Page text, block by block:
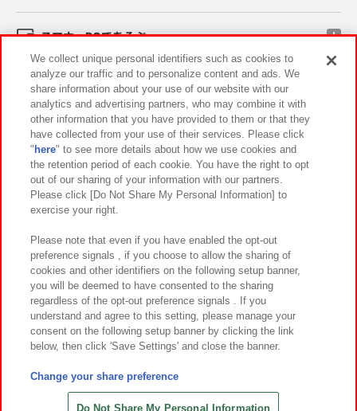
スマホ・PCであそぶ
イベント・キャンペーン
関連会社 サステナビリティ サイトポリシー
プライバシーポリシー ウェブアクセシビリティ方針と検証結果
お取引先さまとともに
カスタマーハラスメント対応方針 よくあるご質問・お問い合わせ
©Bandai Namco Amusement Inc.
©Bandai Namco Amusement Lab Inc.
©HANAYASHIKI Co., Ltd. All Rights Reserved.
We collect unique personal identifiers such as cookies to
analyze our traffic and to personalize content and ads. We
share information about your use of our website with our
analytics and advertising partners, who may combine it with
other information that you have provided to them or that they
have collected from your use of their services. Please click
" here" to see more details about how we use cookies and
the retention period of each cookie. You have the right to opt
out of our sharing of your information with our partners.
Please click [Do Not Share My Personal Information] to
exercise your right.
Please note that even if you have enabled the opt-out
preference signals , if you choose to allow the sharing of
cookies and other identifiers on the following setup banner,
you will be deemed to have consented to the sharing
regardless of the opt-out preference signals . If you
understand and agree to this setting, please manage your
consent on the following setup banner by clicking the link
below, then click 'Save Settings' and close the banner.
Change your share preference
Do Not Share My Personal Information